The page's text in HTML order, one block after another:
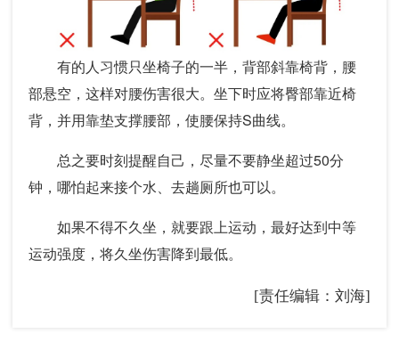
有的人习惯只坐椅子的一半，背部斜靠椅背，腰
部悬空，这样对腰伤害很大。坐下时应将臀部靠近椅
背，并用靠垫支撑腰部，使腰保持S曲线。
总之要时刻提醒自己，尽量不要静坐超过50分
钟，哪怕起来接个水、去趟厕所也可以。
如果不得不久坐，就要跟上运动，最好达到中等
运动强度，将久坐伤害降到最低。
[责任编辑：刘海]